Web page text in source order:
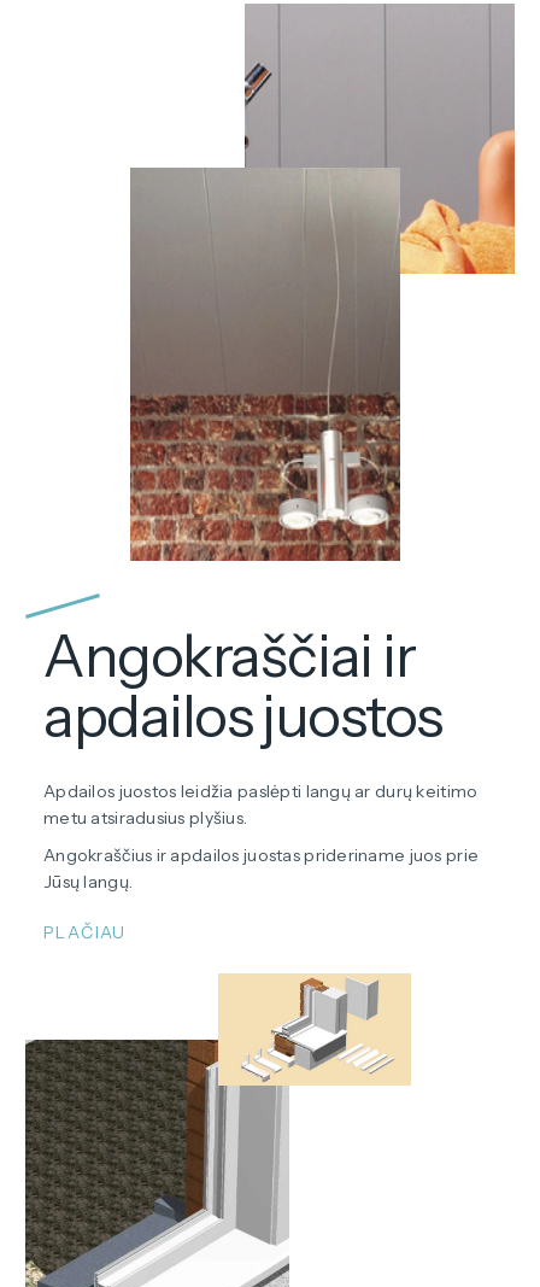
Angokraščiai ir
apdailos juostos
Apdailos juostos leidžia paslėpti langų ar durų keitimo
metu atsiradusius plyšius.
Angokraščius ir apdailos juostas prideriname juos prie
Jūsų langų.
PLAČIAU